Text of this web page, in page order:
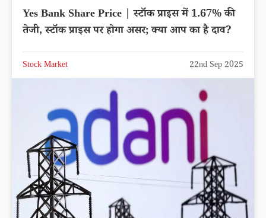
Yes Bank Share Price | स्टॉक प्राइस में 1.67% की
तेजी, स्टॉक प्राइस पर होगा असर; क्या आप का है दाव?
Stock Market 22nd Sep 2025